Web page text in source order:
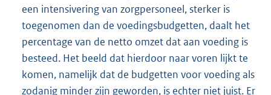
een intensivering van zorgpersoneel, sterker is
toegenomen dan de voedingsbudgetten, daalt het
percentage van de netto omzet dat aan voeding is
besteed. Het beeld dat hierdoor naar voren lijkt te
komen, namelijk dat de budgetten voor voeding als
zodanig minder zijn geworden, is echter niet juist. Er